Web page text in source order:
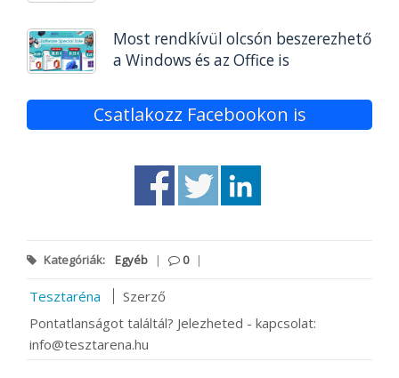
Most rendkívül olcsón beszerezhető
a Windows és az Office is
Csatlakozz Facebookon is
Kategóriák: Egyéb | 0 |
Tesztaréna
Szerző
Pontatlanságot találtál? Jelezheted - kapcsolat:
info@tesztarena.hu